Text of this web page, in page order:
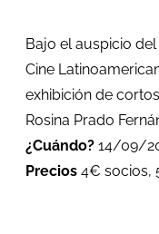
Bajo el auspicio
Cine
exhibición de
Rosina Prado
¿Cuándo? 14/09/
Precios 4€ socios,